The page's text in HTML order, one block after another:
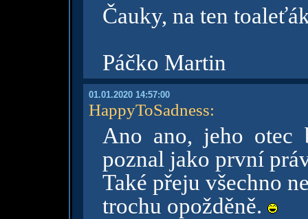
Čauky, na ten
Páčko Martin
01.01.2020 14:57:00
HappyToSadness:
Ano ano, jeho
poznal jako první
Také přeju všechno
trochu opožděně.